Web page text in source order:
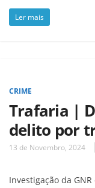
Ler mais
CRIME
Trafaria |
delito por
13 de Novembro, 2024
Investigação da